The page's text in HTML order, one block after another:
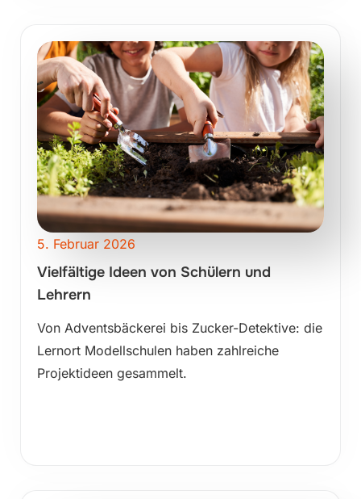
5. Februar 2026
Vielfältige Ideen von Schülern und
Lehrern
Von Adventsbäckerei bis Zucker-Detektive: die
Lernort Modellschulen haben zahlreiche
Projektideen gesammelt.